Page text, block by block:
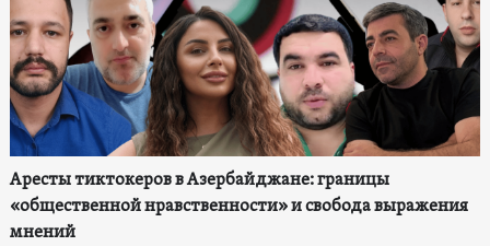
Аресты тиктокеров в Азербайджане: границы
«общественной нравственности» и свобода выражения
мнений